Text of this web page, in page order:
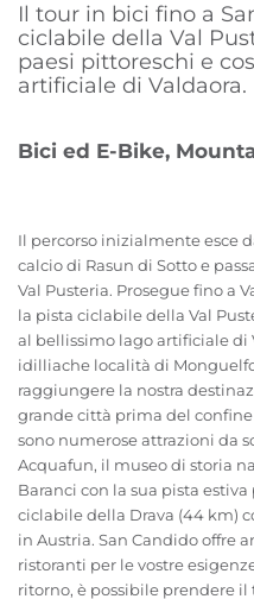
Il tour in bici fino a
ciclabile della Val
paesi pittoreschi e
artificiale di Valdaora.
Bici ed E-Bike,
Il percorso inizialmente esce
calcio di Rasun di Sotto e
Val Pusteria. Prosegue fino a
la pista ciclabile della Val
al bellissimo lago artificiale di
idilliache località di
raggiungere la nostra
grande città prima del
sono numerose attrazioni da
Acquafun, il museo di storia
Baranci con la sua pista
ciclabile della Drava (44 km)
in Austria. San Candido offre
ristoranti per le vostre
ritorno, è possibile prendere